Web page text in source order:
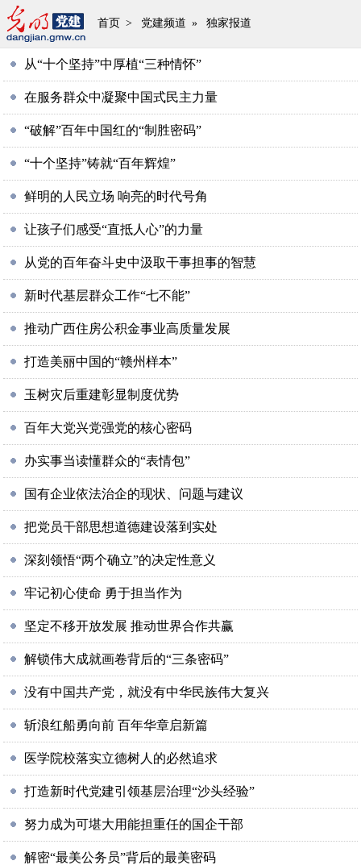
首页 > 党建频道 » 独家报道
从“十个坚持”中厚植“三种情怀”
在服务群众中凝聚中国式民主力量
“破解”百年中国红的“制胜密码”
“十个坚持”铸就“百年辉煌”
鲜明的人民立场 响亮的时代号角
让孩子们感受“直抵人心”的力量
从党的百年奋斗史中汲取干事担事的智慧
新时代基层群众工作“七不能”
推动广西住房公积金事业高质量发展
打造美丽中国的“赣州样本”
玉树灾后重建彰显制度优势
百年大党兴党强党的核心密码
办实事当读懂群众的“表情包”
国有企业依法治企的现状、问题与建议
把党员干部思想道德建设落到实处
深刻领悟“两个确立”的决定性意义
牢记初心使命 勇于担当作为
坚定不移开放发展 推动世界合作共赢
解锁伟大成就画卷背后的“三条密码”
没有中国共产党，就没有中华民族伟大复兴
斩浪红船勇向前 百年华章启新篇
医学院校落实立德树人的必然追求
打造新时代党建引领基层治理“沙头经验”
努力成为可堪大用能担重任的国企干部
解密“最美公务员”背后的最美密码